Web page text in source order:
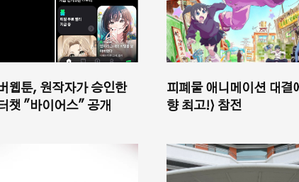
웹툰, 원작자가 승인한
챗 "바이어스" 공개
피폐물 애니메이션 대결
향 최고!⟩ 참전